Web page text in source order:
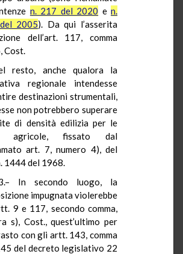
n. 217 del 2020 en.
2005). Da qui l’asserita
dell’art. 117, comma
Cost.
resto, anche qualora la
regionale intendesse
destinazioni strumentali,
non potrebbero superare
di densità edilizia per le
agricole, fissato dal
art. 7, numero 4), del
1444 del 1968.
In secondo luogo, la
impugnata violerebbe
9 e 117, secondo comma,
s), Cost., quest’ultimo per
con gli artt. 143, comma
del decreto legislativo 22